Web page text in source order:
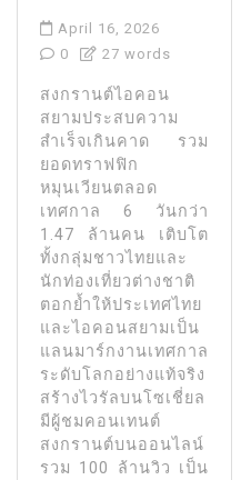
April 16, 2026
0
27 words
สงกรานต์ไอคอน
สยามประสบความ
สำเร็จเกินคาด รวม
ยอดทราฟฟิก
หมุนเวียนตลอด
เทศกาล 6 วันกว่า
1.47 ล้านคน เติบโต
ทั้งกลุ่มชาวไทยและ
นักท่องเที่ยวต่างชาติ
ตอกย้ำให้ประเทศไทย
และไอคอนสยามเป็น
แลนมาร์กงานเทศกาล
ระดับโลกอย่างแท้จริง
สร้างไวรัลบนโซเชี่ยล
มีผู้ชมคอนเทนต์
สงกรานต์บนออนไลน์
รวม 100 ล้านวิว เป็น